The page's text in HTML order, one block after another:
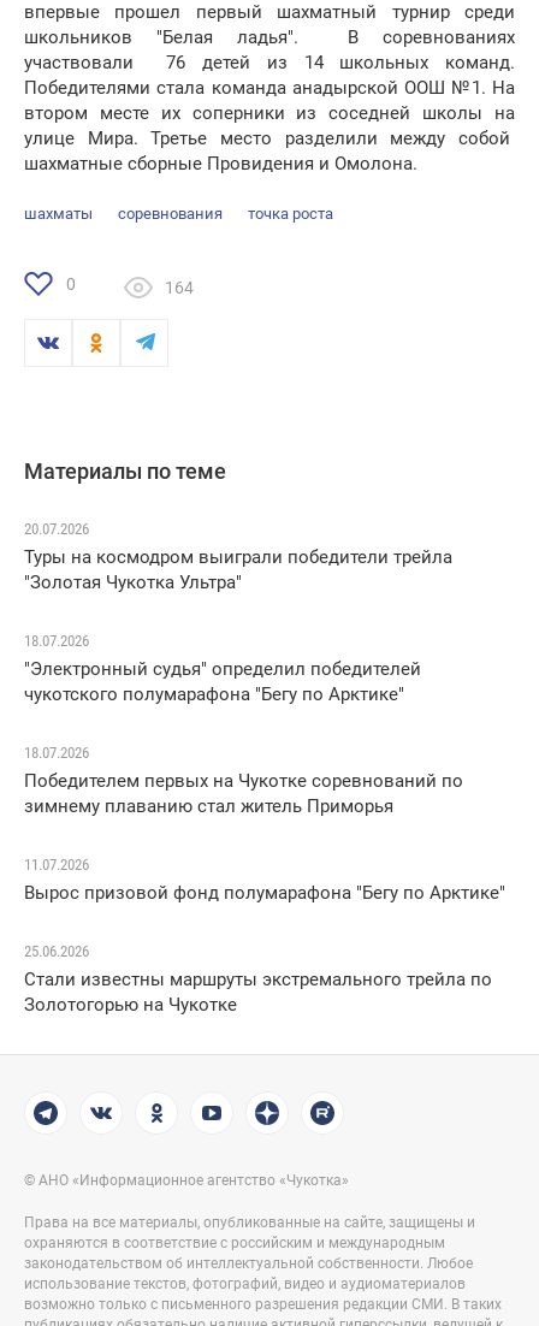
впервые прошел первый шахматный турнир среди
школьников "Белая ладья". В соревнованиях
участвовали 76 детей из 14 школьных команд.
Победителями стала команда анадырской ООШ №1. На
втором месте их соперники из соседней школы на
улице Мира. Третье место разделили между собой
шахматные сборные Провидения и Омолона.
шахматы соревнования точка роста
0 164
Материалы по теме
20.07.2026
Туры на космодром выиграли победители трейла
"Золотая Чукотка Ультра"
18.07.2026
"Электронный судья" определил победителей
чукотского полумарафона "Бегу по Арктике"
18.07.2026
Победителем первых на Чукотке соревнований по
зимнему плаванию стал житель Приморья
11.07.2026
Вырос призовой фонд полумарафона "Бегу по Арктике"
25.06.2026
Стали известны маршруты экстремального трейла по
Золотогорью на Чукотке
© АНО «Информационное агентство «Чукотка»
Права на все материалы, опубликованные на сайте, защищены и
охраняются в соответствие с российским и международным
законодательством об интеллектуальной собственности. Любое
использование текстов, фотографий, видео и аудиоматериалов
возможно только с письменного разрешения редакции СМИ. В таких